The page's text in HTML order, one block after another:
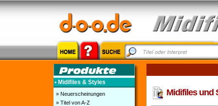
• Midifiles & Styles
» Neuerscheinungen
» Titel von A-Z
Midifiles und